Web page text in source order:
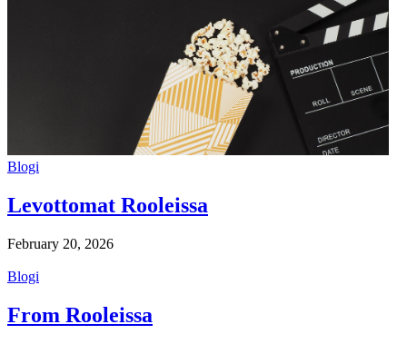
Blogi
Levottomat Rooleissa
February 20, 2026
Blogi
From Rooleissa